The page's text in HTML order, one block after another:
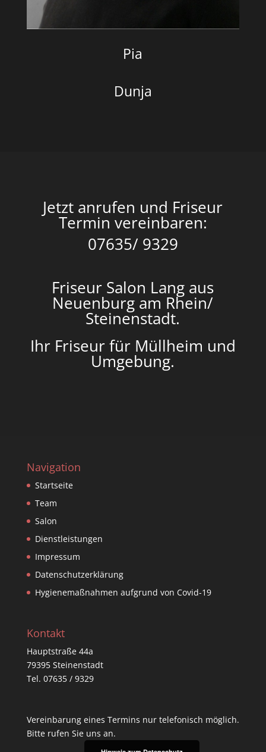
Pia
Dunja
Jetzt anrufen und Friseur
Termin vereinbaren:
07635/ 9329
Friseur Salon Lang aus
Neuenburg am Rhein/
Steinenstadt.
Ihr Friseur für Müllheim und
Umgebung.
Navigation
Startseite
Team
Salon
Dienstleistungen
Impressum
Datenschutzerklärung
Hygienemaßnahmen aufgrund von Covid-19
Kontakt
Hauptstraße 44a
79395 Steinenstadt
Tel. 07635 / 9329
Vereinbarung eines Termins nur telefonisch möglich.
Bitte rufen Sie uns an.